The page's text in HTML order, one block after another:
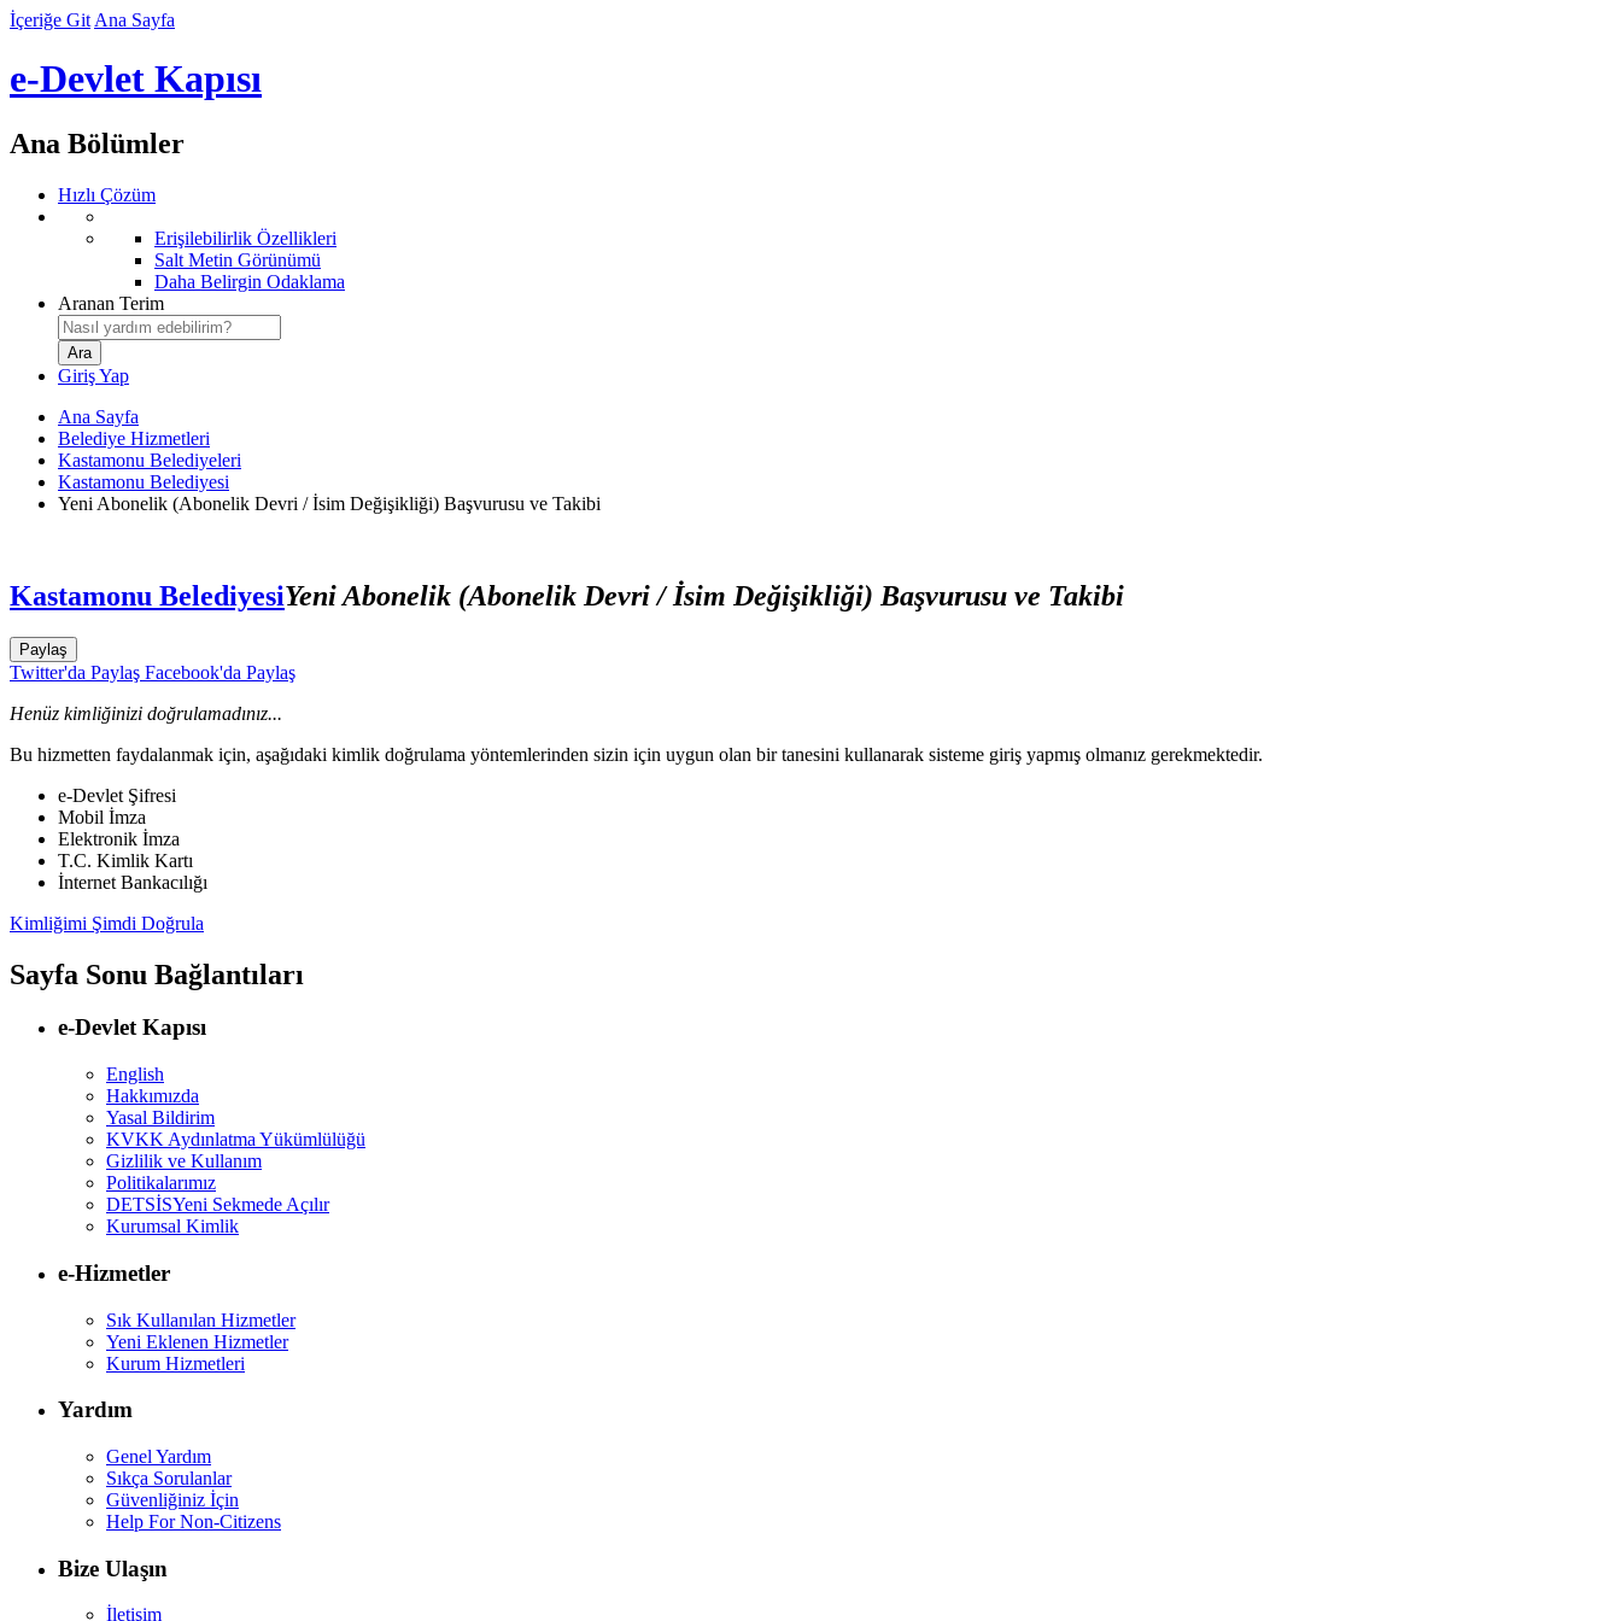
İçeriğe Git Ana Sayfa
e-Devlet Kapısı
Ana Bölümler
Hızlı Çözüm
Erişilebilirlik Özellikleri
Salt Metin Görünümü
Daha Belirgin Odaklama
Aranan Terim
Giriş Yap
Ana Sayfa
Belediye Hizmetleri
Kastamonu Belediyeleri
Kastamonu Belediyesi
Yeni Abonelik (Abonelik Devri / İsim Değişikliği) Başvurusu ve Takibi
Kastamonu BelediyesiYeni Abonelik (Abonelik Devri / İsim Değişikliği) Başvurusu ve Takibi
Paylaş
Twitter'da Paylaş Facebook'da Paylaş
Henüz kimliğinizi doğrulamadınız...
Bu hizmetten faydalanmak için, aşağıdaki kimlik doğrulama yöntemlerinden sizin için uygun olan bir tanesini kullanarak sisteme giriş yapmış olmanız gerekmektedir.
e-Devlet Şifresi
Mobil İmza
Elektronik İmza
T.C. Kimlik Kartı
İnternet Bankacılığı
Kimliğimi Şimdi Doğrula
Sayfa Sonu Bağlantıları
e-Devlet Kapısı
English
Hakkımızda
Yasal Bildirim
KVKK Aydınlatma Yükümlülüğü
Gizlilik ve Kullanım
Politikalarımız
DETSİSYeni Sekmede Açılır
Kurumsal Kimlik
e-Hizmetler
Sık Kullanılan Hizmetler
Yeni Eklenen Hizmetler
Kurum Hizmetleri
Yardım
Genel Yardım
Sıkça Sorulanlar
Güvenliğiniz İçin
Help For Non-Citizens
Bize Ulaşın
İletişim